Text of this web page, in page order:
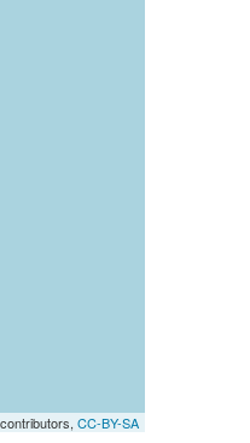
contributors, CC-BY-SA